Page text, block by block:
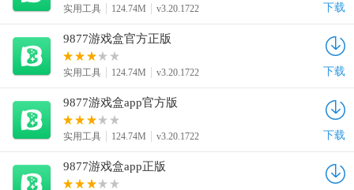
实用工具 124.74M v3.20.1722 下载
9877游戏盒官方正版
实用工具 124.74M v3.20.1722 下载
9877游戏盒app官方版
实用工具 124.74M v3.20.1722 下载
9877游戏盒app正版